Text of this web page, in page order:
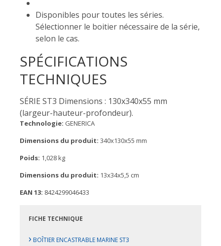
Disponibles pour toutes les séries.
Sélectionner le boitier nécessaire de la série,
selon le cas.
SPÉCIFICATIONS
TECHNIQUES
SÉRIE ST3 Dimensions : 130x340x55 mm
(largeur-hauteur-profondeur).
Technologie: GENERICA
Dimensions du produit: 340x130x55 mm
Poids: 1,028 kg
Dimensions du produit: 13x34x5,5 cm
EAN 13: 8424299046433
FICHE TECHNIQUE
› BOÎTIER ENCASTRABLE MARINE ST3